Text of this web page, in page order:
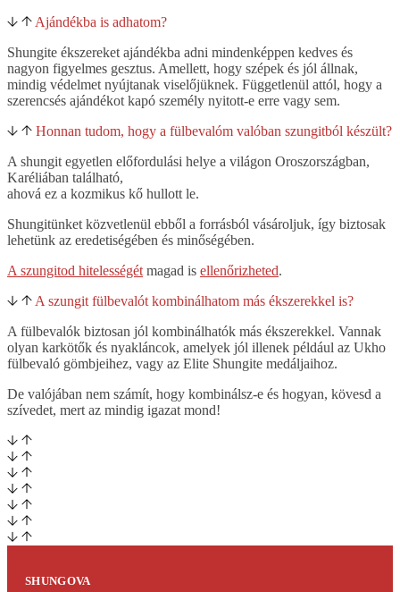
Ajándékba is adhatom?
Shungite ékszereket ajándékba adni mindenképpen kedves és
nagyon figyelmes gesztus. Amellett, hogy szépek és jól állnak,
mindig védelmet nyújtanak viselőjüknek. Függetlenül attól, hogy a
szerencsés ajándékot kapó személy nyitott-e erre vagy sem.
Honnan tudom, hogy a fülbevalóm valóban szungitból készült?
A shungit egyetlen előfordulási helye a világon Oroszországban,
Karéliában található,
ahová ez a kozmikus kő hullott le.
Shungitünket közvetlenül ebből a forrásból vásároljuk, így biztosak
lehetünk az eredetiségében és minőségében.
A szungitod hitelességét magad is ellenőrizheted.
A szungit fülbevalót kombinálhatom más ékszerekkel is?
A fülbevalók biztosan jól kombinálhatók más ékszerekkel. Vannak
olyan karkötők és nyakláncok, amelyek jól illenek például az Ukho
fülbevaló gömbjeihez, vagy az Elite Shungite medáljaihoz.
De valójában nem számít, hogy kombinálsz-e és hogyan, kövesd a
szívedet, mert az mindig igazat mond!
SHUNGOVA